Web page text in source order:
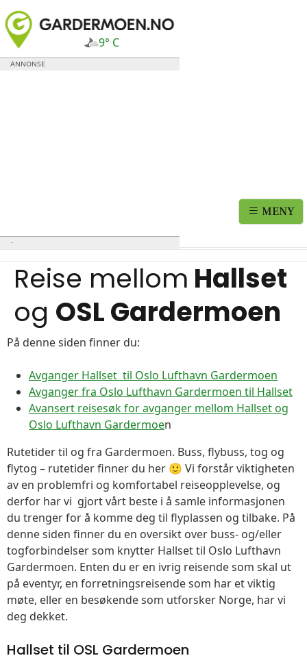
9° C
MENY
Reise mellom Hallset
og OSL Gardermoen
På denne siden finner du:
Avganger Hallset til Oslo Lufthavn Gardermoen
Avganger fra Oslo Lufthavn Gardermoen til Hallset
Avansert reisesøk for avganger mellom Hallset og
Oslo Lufthavn Gardermoen
Rutetider til og fra Gardermoen. Buss, flybuss, tog og
flytog – rutetider finner du her 🙂 Vi forstår viktigheten
av en problemfri og komfortabel reiseopplevelse, og
derfor har vi gjort vårt beste i å samle informasjonen
du trenger for å komme deg til flyplassen og tilbake. På
denne siden finner du en oversikt over buss- og/eller
togforbindelser som knytter Hallset til Oslo Lufthavn
Gardermoen. Enten du er en ivrig reisende som skal ut
på eventyr, en forretningsreisende som har et viktig
møte, eller en besøkende som utforsker Norge, har vi
deg dekket.
Hallset til OSL Gardermoen